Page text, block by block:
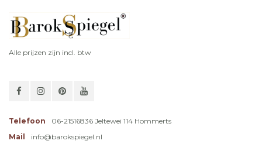
Alle prijzen zijn incl. btw
Telefoon
06-21516836 Jeltewei 114 Hommerts
Mail
info@barokspiegel.nl